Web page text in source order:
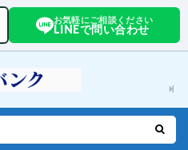
お気軽にご相談ください
LINEで問い合わせ